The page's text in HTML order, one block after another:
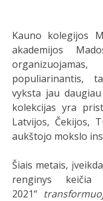
Kauno kolegijos
akademijos
populiarinantis,
vyksta jau
kolekcijas yra
Latvijos, Čekijos,
aukštojo mokslo
Šiais metais,
renginys
2021“